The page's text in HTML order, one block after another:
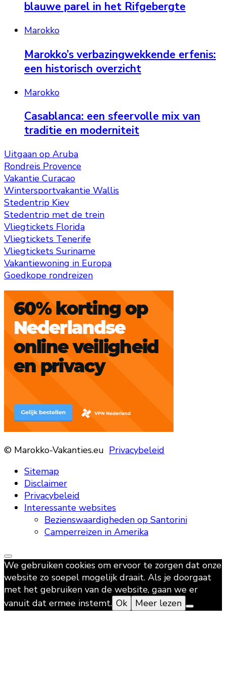
blauwe parel in het Rifgebergte
Marokko
Marokko’s verbazingwekkende erfenis:
een historisch overzicht
Marokko
Casablanca: een sfeervolle mix van
traditie en moderniteit
Uitgaan op Aruba
Rondreis Provence
Vakantie Curacao
Wintersportvakantie Wallis
Stedentrip Kiev
Stedentrip met de trein
Vliegtickets Florida
Vliegtickets Tenerife
Vliegtickets Suriname
Vakantiewoning in Europa
Goedkope rondreizen
© Marokko-Vakanties.eu Privacybeleid
Sitemap
Disclaimer
Privacybeleid
Interessante websites
Bezienswaardigheden op Santorini
Camperreizen in Amerika
We gebruiken cookies om ervoor te zorgen dat onze
website zo soepel mogelijk draait. Als je doorgaat
met het gebruiken van de website, gaan we er
vanuit dat ermee instemt. Ok Meer lezen